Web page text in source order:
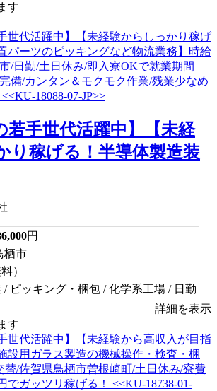
す
若手世代活躍中】【未経
り稼げる！半導体製造装
円
栖市
）
/ ピッキング・梱包 / 化学系工場 / 日勤
詳細を表示
す